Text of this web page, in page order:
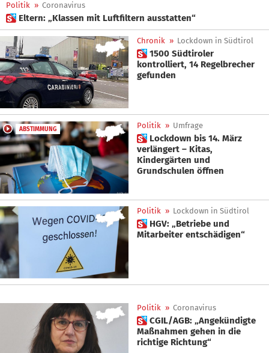
Politik » Coronavirus
 Eltern: „Klassen mit Luftfiltern ausstatten“
Chronik » Lockdown in Südtirol
 1500 Südtiroler
kontrolliert, 14 Regelbrecher
gefunden
ABSTIMMUNG Politik » Umfrage
 Lockdown bis 14. März
verlängert – Kitas,
Kindergärten und
Grundschulen öffnen
Politik » Lockdown in Südtirol
 HGV: „Betriebe und
Mitarbeiter entschädigen“
Politik » Coronavirus
 CGIL/AGB: „Angekündigte
Maßnahmen gehen in die
richtige Richtung“